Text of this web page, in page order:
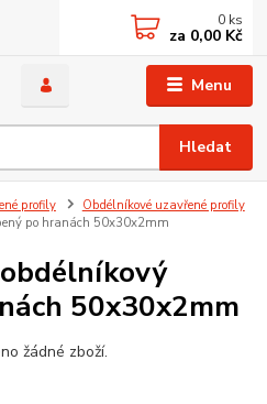
Menu
Hledat
0 ks
za 0,00 Kč
profily
Obdélníkové uzavřené profily
po hranách 50x30x2mm
50x30x2mm
žádné zboží.